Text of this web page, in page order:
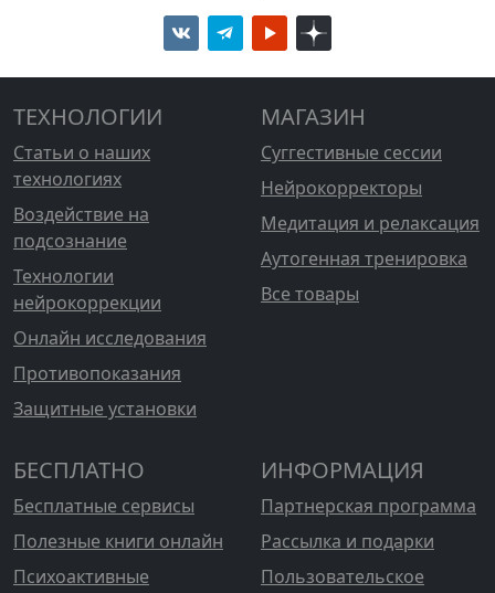
ТЕХНОЛОГИИ
Статьи о наших
технологиях
Воздействие на
подсознание
Технологии
нейрокоррекции
Онлайн исследования
Противопоказания
Защитные установки
МАГАЗИН
Суггестивные сессии
Нейрокорректоры
Медитация и релаксация
Аутогенная тренировка
Все товары
БЕСПЛАТНО
Бесплатные сервисы
Полезные книги онлайн
Психоактивные
ИНФОРМАЦИЯ
Партнерская программа
Рассылка и подарки
Пользовательское